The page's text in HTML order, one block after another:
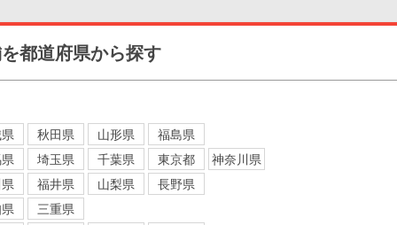
都道府県から探す
秋田県 山形県
福島県
埼玉県 千葉県 東京都
神奈川県
福井県 山梨県
長野県
三重県